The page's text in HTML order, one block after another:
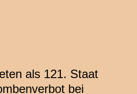
als 121. Staat
bei